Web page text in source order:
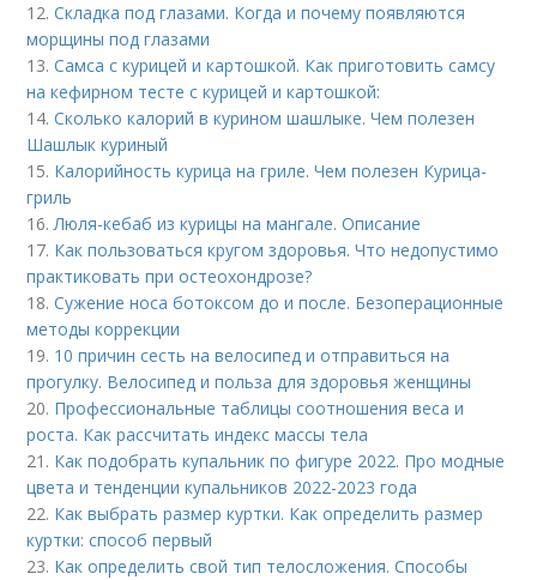
12.Складка под глазами. Когда и почему появляются
морщины под глазами
13.Самса с курицей и картошкой. Как приготовить самсу
на кефирном тесте с курицей и картошкой:
14.Сколько калорий в курином шашлыке. Чем полезен
Шашлык куриный
15. Калорийность курица на гриле. Чем полезен Курица-
гриль
16.Люля-кебаб из курицы на мангале. Описание
17. Как пользоваться кругом здоровья. Что недопустимо
практиковать при остеохондрозе?
18.Сужение носа ботоксом до и после. Безоперационные
методы коррекции
19. 10 причин сесть на велосипед и отправиться на
прогулку. Велосипед и польза для здоровья женщины
20. Профессиональные таблицы соотношения веса и
роста. Как рассчитать индекс массы тела
21. Как подобрать купальник по фигуре 2022. Про модные
цвета и тенденции купальников 2022-2023 года
22. Как выбрать размер куртки. Как определить размер
куртки: способ первый
23. Как определить свой тип телосложения. Способы